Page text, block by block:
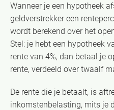
Wanneer je een hypotheek
geldverstrekker een
wordt berekend over het
Stel: je hebt een hypotheek
rente van 4%, dan betaal je
rente, verdeeld over twaalf
De rente die je betaalt, is
inkomstenbelasting, mits je